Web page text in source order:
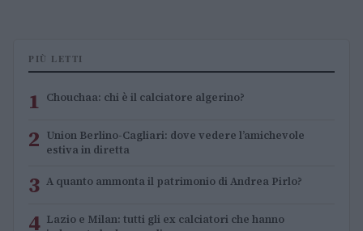
PIÙ LETTI
1 Chouchaa: chi è il calciatore algerino?
2 Union Berlino-Cagliari: dove vedere l’amichevole
estiva in diretta
3 A quanto ammonta il patrimonio di Andrea Pirlo?
4 Lazio e Milan: tutti gli ex calciatori che hanno